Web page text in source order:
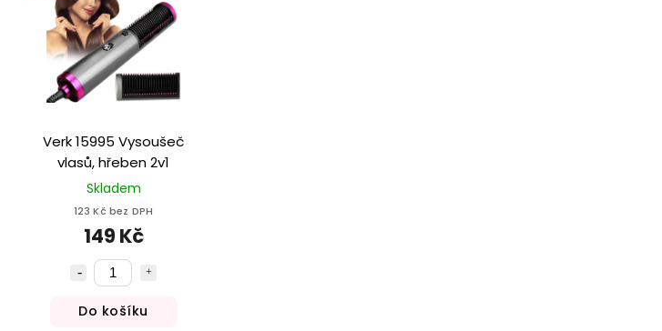
Verk 15995 Vysoušeč
vlasů, hřeben 2v1
Skladem
123 Kč bez DPH
149 Kč
Do košíku